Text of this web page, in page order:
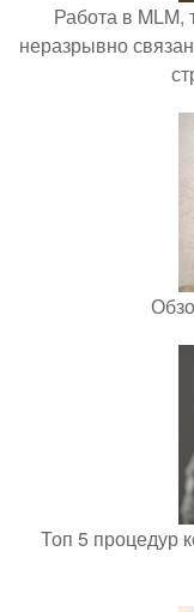
Работа в MLM,
неразрывно
Топ 5 процедур